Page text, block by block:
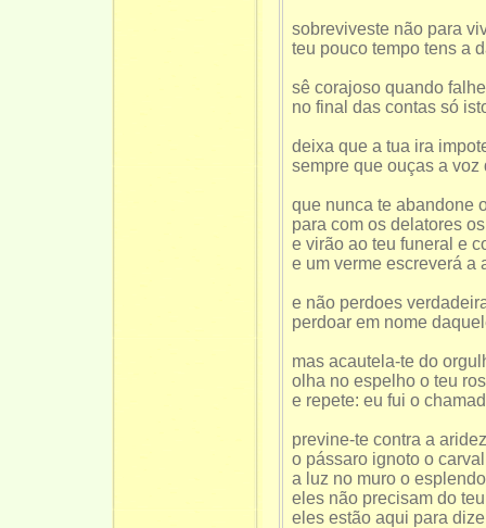
sobreviveste não para
teu pouco tempo tens a
sê corajoso quando
no final das contas só
deixa que a tua ira
sempre que ouças a
que nunca te abandone
para com os delatores
e virão ao teu funeral e
e um verme escreverá a
e não perdoes
perdoar em nome
mas acautela-te do
olha no espelho o teu
e repete: eu fui o
previne-te contra a
o pássaro ignoto o
a luz no muro o
eles não precisam do
eles estão aqui para